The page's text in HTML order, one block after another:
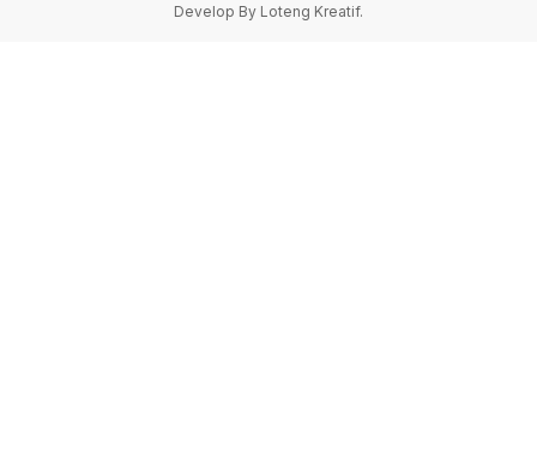
Develop By Loteng Kreatif.